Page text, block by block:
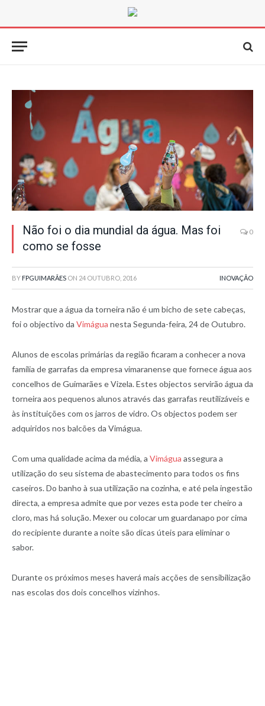
Não foi o dia mundial da água. Mas foi
como se fosse
0
BY FPGUIMARÃES ON 24 OUTUBRO, 2016 INOVAÇÃO
Mostrar que a água da torneira não é um bicho de sete cabeças,
foi o objectivo da Vimágua nesta Segunda-feira, 24 de Outubro.
Alunos de escolas primárias da região ficaram a conhecer a nova
família de garrafas da empresa vimaranense que fornece água aos
concelhos de Guimarães e Vizela. Estes objectos servirão água da
torneira aos pequenos alunos através das garrafas reutilizáveis e
às instituições com os jarros de vidro. Os objectos podem ser
adquiridos nos balcões da Vimágua.
Com uma qualidade acima da média, a Vimágua assegura a
utilização do seu sistema de abastecimento para todos os fins
caseiros. Do banho à sua utilização na cozinha, e até pela ingestão
directa, a empresa admite que por vezes esta pode ter cheiro a
cloro, mas há solução. Mexer ou colocar um guardanapo por cima
do recipiente durante a noite são dicas úteis para eliminar o
sabor.
Durante os próximos meses haverá mais acções de sensibilização
nas escolas dos dois concelhos vizinhos.